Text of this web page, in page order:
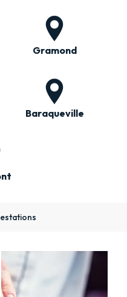
Gramond
Baraqueville